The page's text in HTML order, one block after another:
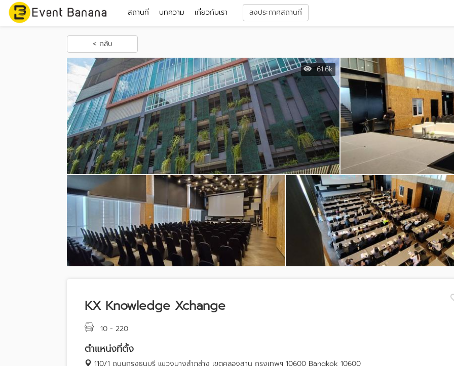
สถานที่ บทความ เกี่ยวกับเรา ลงประกาศสถานที่
< กลับ
61.6k
KX Knowledge Xchange
10 - 220
ตำแหน่งที่ตั้ง
110/1 ถนนกรุงธนบุรี แขวงบางลำภูล่าง เขตคลองสาน กรุงเทพฯ 10600 Bangkok 10600